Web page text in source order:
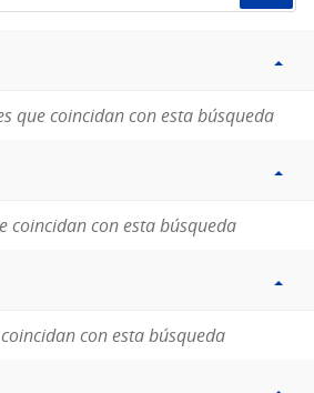
que coincidan con esta búsqueda
coincidan con esta búsqueda
con esta búsqueda